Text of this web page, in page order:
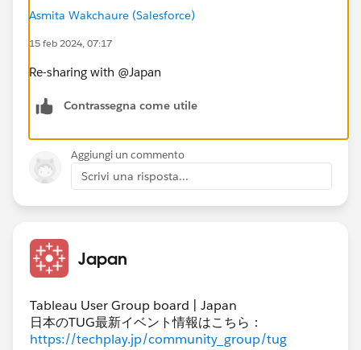
Asmita Wakchaure (Salesforce)
15 feb 2024, 07:17
Re-sharing with @Japan​
Contrassegna come utile
Aggiungi un commento
Scrivi una risposta...
Japan
Tableau User Group board | Japan
日本のTUG最新イベント情報はこちら：
https://techplay.jp/community_group/tug